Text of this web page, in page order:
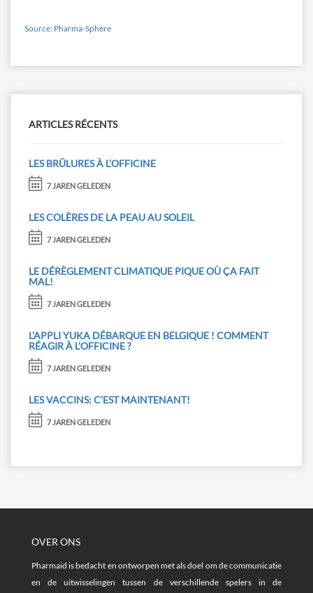
Source: Pharma-Sphère
ARTICLES RÉCENTS
LES BRÛLURES À L’OFFICINE
7 JAREN GELEDEN
LES COLÈRES DE LA PEAU AU SOLEIL
7 JAREN GELEDEN
LE DÉRÈGLEMENT CLIMATIQUE PIQUE OÙ ÇA FAIT
MAL!
7 JAREN GELEDEN
L’APPLI YUKA DÉBARQUE EN BELGIQUE ! COMMENT
RÉAGIR À L'OFFICINE ?
7 JAREN GELEDEN
LES VACCINS: C’EST MAINTENANT!
7 JAREN GELEDEN
OVER ONS
Pharmaid is bedacht en ontworpen met als doel om de communicatie
en de uitwisselingen tussen de verschillende spelers in de